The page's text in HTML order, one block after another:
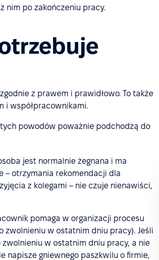
nim po zakończeniu pracy.
z prawem i prawidłowo. To także
i współpracownikami.
powodów poważnie podchodzą do
jest normalnie żegnana i ma
– otrzymania rekomendacji dla
z kolegami – nie czuje nienawiści,
pomaga w organizacji procesu
zwolnieniu w ostatnim dniu pracy). Jeśli
w ostatnim dniu pracy, a nie
napisze gniewnego paszkwilu o firmie,